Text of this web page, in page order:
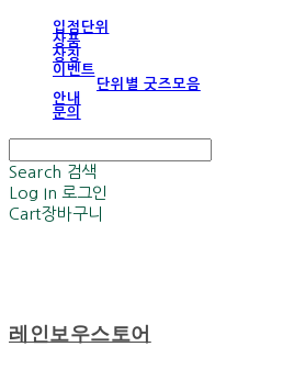
입점단위
상품
상징
이벤트
단위별 굿즈모음
안내
문의
Search 검색
Log In 로그인
Cart장바구니
레인보우스토어